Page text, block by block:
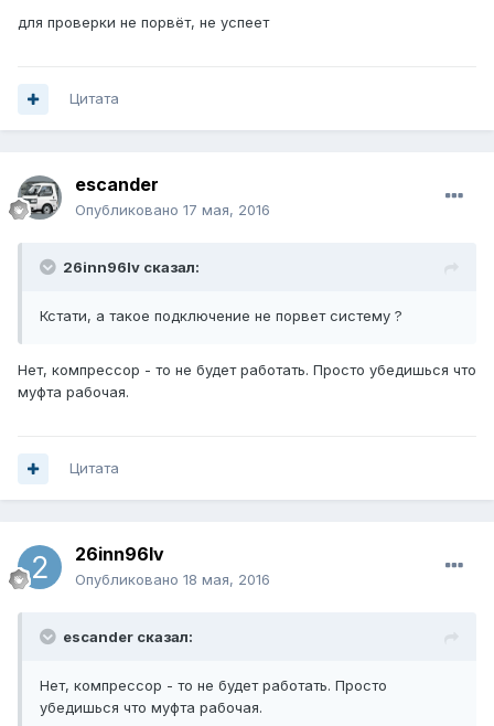
для проверки не порвёт, не успеет
Цитата
escander
Опубликовано 17 мая, 2016
26inn96lv сказал:
Кстати, а такое подключение не порвет систему ?
Нет, компрессор - то не будет работать. Просто убедишься что
муфта рабочая.
Цитата
26inn96lv
Опубликовано 18 мая, 2016
escander сказал:
Нет, компрессор - то не будет работать. Просто
убедишься что муфта рабочая.